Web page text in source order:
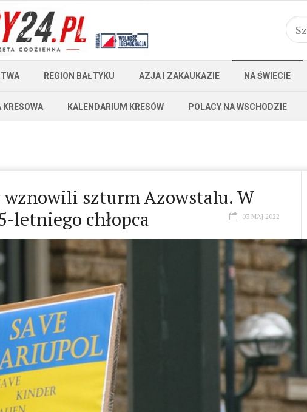
REGION BAŁTYKU AZJA I ZAKAUKAZIE NA ŚWIECIE
KALENDARIUM KRESÓW POLACY NA WSCHODZIE
wznowili szturm Azowstalu. W
letniego chłopca
03 MAJ 2022